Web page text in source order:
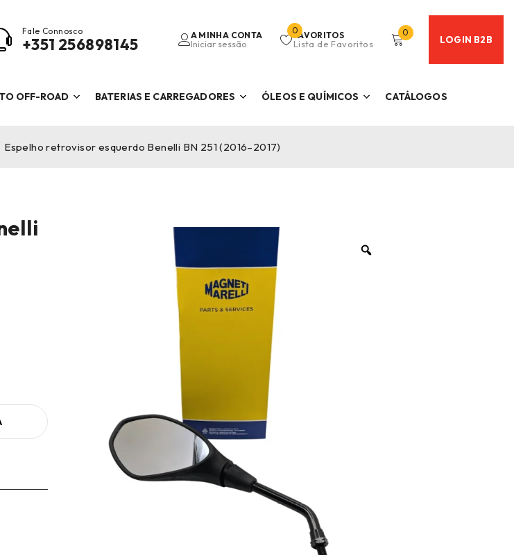
Fale Connosco
+351 256898145 A MINHA CONTA
Iniciar sessão
0
FAVORITOS
Lista de Favoritos
0
LOGIN B2B
OFF-ROAD BATERIAS E CARREGADORES ÓLEOS E QUÍMICOS CATÁLOGOS
Espelho retrovisor esquerdo Benelli BN 251 (2016–2017)